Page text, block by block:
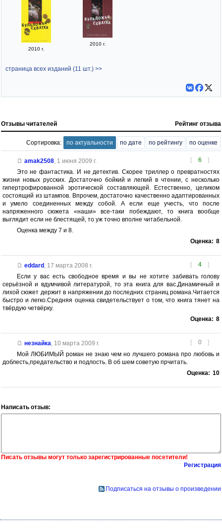
2010 г.
2010 г.
страница всех изданий (11 шт.) >>
Отзывы читателей Рейтинг отзыва
Сортировка: по актуальности по дате по рейтингу по оценке
[ 6 ]
amak2508, 1 июня 2009 г.
Это не фантастика. И не детектив. Скорее триллер о превратностях
жизни новых русских. Достаточно бойкий и легкий в чтении, с несколько
гипертрофированной эротической составляющей. Естественно, целиком
состоящий из штампов. Впрочем, достаточно качественно адаптированных
и умело соединенных между собой. А если еще учесть, что после
напряженного сюжета «наши» все-таки побеждают, то книга вообще
выглядит если не блестящей, то уж точно вполне читабельной.
Оценка между 7 и 8.
Оценка: 8
[ 4 ]
eddard, 17 марта 2008 г.
Если у вас есть свободное время и вы не хотите забивать голову
серьёзной и вдумчивой литературой, то эта книга для вас.Динамичный и
лихой сюжет держит в напряжении до последних страниц романа.Читается
быстро и легко.Средняя оценка свидетельствует о том, что книга тянет на
твёрдую четвёрку.
Оценка: 8
[ 0 ]
незнайка 10 марта 2009 г.
Мой ЛЮБИМЫЙ роман не знаю чем но лучшего романа про любовь и
доблесть,предательство и подлость. В об шем советую прчитать.
Оценка: 10
Написать отзыв:
Писать отзывы могут только зарегистрированные посетители!
Регистрация
Подписаться на отзывы о произведении